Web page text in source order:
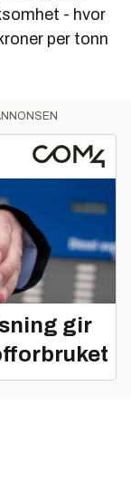
- hvor
per tonn
gir